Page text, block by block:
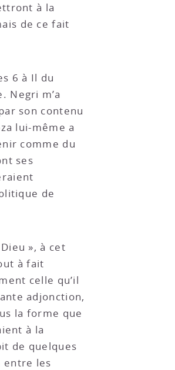
à la
de ce fait
6 à Il du
Negri m’a
son contenu
lui-même a
comme du
ses
de
», à cet
à fait
celle qu’il
adjonction,
la forme que
à la
de quelques
entre les